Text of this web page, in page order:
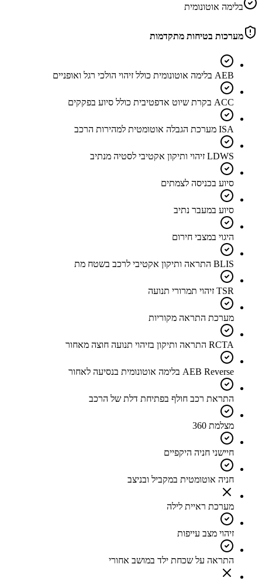
בלימה אוטונומית
מערכות בטיחות מתקדמות
AEB בלימה אוטונומית כולל זיהוי הולכי רגל ואופניים
ACC בקרת שיוט אדפטיבית כולל סיוע בפקקים
ISA מערכת הגבלה אוטומטית למהירות הרכב
LDWS זיהוי ותיקון אקטיבי לסטיה מנתיב
סיוע בכניסה לצמתים
סיוע במעבר נתיב
היגוי במצבי חירום
BLIS התראה ותיקון אקטיבי לרכב בשטח מת
TSR זיהוי תמרורי תנועה
מערכת התראה מקוריות
RCTA התראה ותיקון בזיהוי תנועה חוצה מאחור
AEB Reverse בלימה אוטונומית בנסיעה לאחור
התראת רכב חולף בפתיחת דלת של הרכב
מצלמת 360
חיישני חניה היקפיים
חניה אוטומטית במקביל ובניצב
מערכת ראיית לילה
זיהוי מצב עייפות
התראה על שכחת ילד במושב אחורי